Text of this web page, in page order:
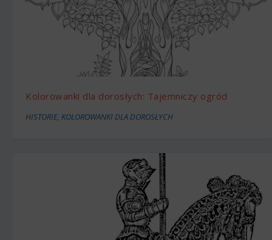
Kolorowanki dla dorosłych: Tajemniczy ogród
HISTORIE,KOLOROWANKI DLA DOROSŁYCH